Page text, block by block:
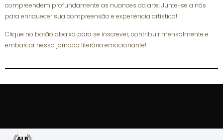
compreendem profundamente as nuances da arte. Junte-se a nós
para enriquecer sua compreensão e experiência artística!
Clique no botão abaixo para se inscrever, contribuir mensalmente e
embarcar nessa jornada literária emocionante!